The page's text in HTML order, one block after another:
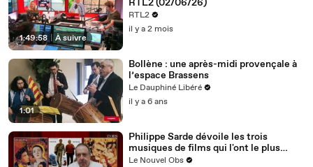
1:49:58 À suivre
RTL2 (02/06/26)
RTL2
il y a 2 mois
1:01
Bollène : une après-midi provençale à
l’espace Brassens
Le Dauphiné Libéré
il y a 6 ans
Philippe Sarde dévoile les trois
musiques de films qui l'ont le plus
inspiré
Le Nouvel Obs